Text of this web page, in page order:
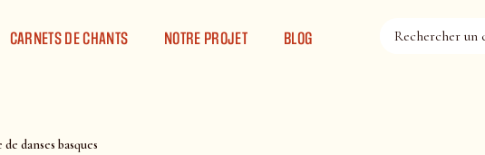
CARNETS DE CHANTS NOTRE PROJET BLOG
danses basques